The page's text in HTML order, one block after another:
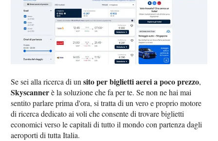
Se sei alla ricerca di unsito per biglietti aerei a poco prezzo,
Skyscannerè la soluzione che fa per te. Se non ne hai mai
sentito parlare prima d'ora, si tratta di un vero e proprio motore
di ricerca dedicato ai voli che consente di trovare biglietti
economici verso le capitali di tutto il mondo con partenza dagli
aeroporti di tutta Italia.